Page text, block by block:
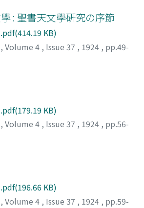
: 聖書天文學硏究の序節
KB)
, Volume 4 , Issue 37 , 1924 , pp.49-
KB)
, Volume 4 , Issue 37 , 1924 , pp.56-
KB)
, Volume 4 , Issue 37 , 1924 , pp.59-